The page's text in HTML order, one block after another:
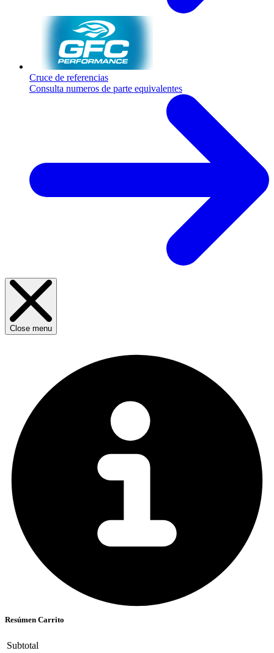
Cruce de referencias
Consulta numeros de parte equivalentes
Close menu
Resúmen Carrito
Subtotal